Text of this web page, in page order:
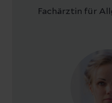
Fachärztin für